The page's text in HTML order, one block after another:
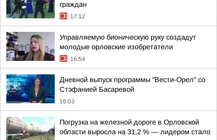
граждан
17:12
Управляемую бионическую руку создадут
молодые орловские изобретатели
16:54
Дневной выпуск программы "Вести-Орел" со
Стэфанией Басаревой
16:03
Погрузка на железной дороге в Орловской
области выросла на 31,2 % — лидером стало